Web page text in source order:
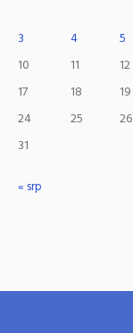
3
4 5
10
11 12
17
18 19
24
25 26
31
« srp